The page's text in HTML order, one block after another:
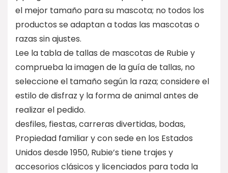
el mejor tamaño para su mascota; no todos los
productos se adaptan a todas las mascotas o
razas sin ajustes.
Lee la tabla de tallas de mascotas de Rubie y
comprueba la imagen de la guía de tallas, no
seleccione el tamaño según la raza; considere el
estilo de disfraz y la forma de animal antes de
realizar el pedido.
desfiles, fiestas, carreras divertidas, bodas,
Propiedad familiar y con sede en los Estados
Unidos desde 1950, Rubie’s tiene trajes y
accesorios clásicos y licenciados para toda la